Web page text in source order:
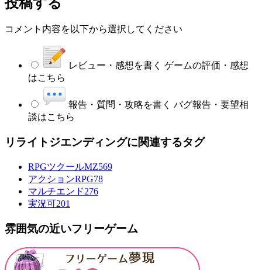
コメント内容を以下から選択してください
レビュー・感想を書く ゲームの評価・感想
はこちら
報告・質問・攻略を書く バグ報告・要望相
談はこちら
リライトジエンディングに関連するタグ
RPGツクールMZ569
アクションRPG78
マルチエンド276
実況可201
雰囲気の近いフリーゲーム